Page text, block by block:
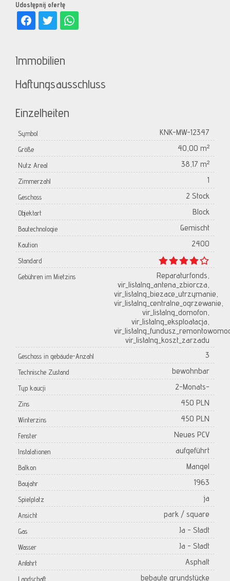
Udostępnij ofertę
Immobilien
Haftungsausschluss
Einzelheiten
Symbol KNK-MW-12347
Größe 40,00 m²
Nutz Areal 38,17 m²
Zimmerzahl 1
Geschoss 2 Stock
Objektart Block
Bautechnologie Gemischt
Kaution 2400
Standard
Gebühren im Mietzins
Reparaturfonds,
vir_listalng_antena_zbiorcza,
vir_listalng_biezace_utrzymanie,
vir_listalng_centralne_ogrzewanie,
vir_listalng_domofon,
vir_listalng_eksploatacja,
vir_listalng_koszt_zarzadu
Geschoss in gebäude-Anzahl 3
Technische Zustand bewohnbar
Typ kaucji 2-Monats-
Zins 450 PLN
Winterzins 450 PLN
Fenster Neues PCV
Instalationen aufgeführt
Balkon Mangel
Baujahr 1963
Spielplatz ja
Ansicht park / square
Gas Ja - Stadt
Wasser Ja - Stadt
Anfahrt Asphalt
Landschaft bebaute grundstücke